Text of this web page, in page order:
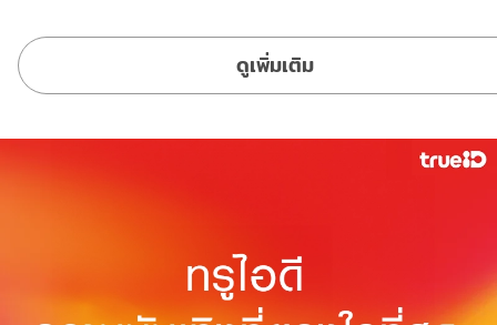
ดูเพิ่มเติม